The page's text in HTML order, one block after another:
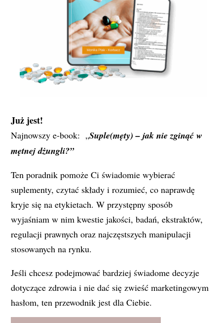
Już jest!
Najnowszy e-book: „Suple(męty) – jak nie zginąć w
mętnej dżungli?”
Ten poradnik pomoże Ci świadomie wybierać
suplementy, czytać składy i rozumieć, co naprawdę
kryje się na etykietach. W przystępny sposób
wyjaśniam w nim kwestie jakości, badań, ekstraktów,
regulacji prawnych oraz najczęstszych manipulacji
stosowanych na rynku.
Jeśli chcesz podejmować bardziej świadome decyzje
dotyczące zdrowia i nie dać się zwieść marketingowym
hasłom, ten przewodnik jest dla Ciebie.